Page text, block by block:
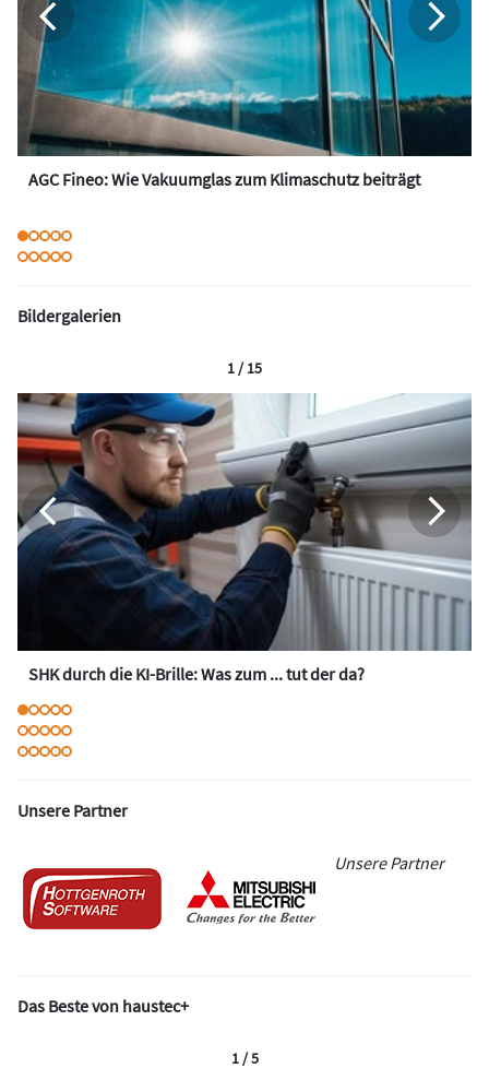
AGC Fineo: Wie Vakuumglas zum Klimaschutz beiträgt
Bildergalerien
SHK durch die KI-Brille: Was zum ... tut der da?
1 / 15
Unsere Partner
Unsere Partner
Das Beste von haustec+
1 / 5